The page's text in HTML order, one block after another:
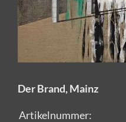
Der Brand, Mainz
Artikelnummer: